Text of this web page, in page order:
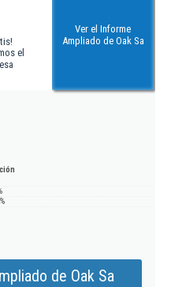
el
Ver el Informe
Ampliado de Oak Sa
de Oak Sa